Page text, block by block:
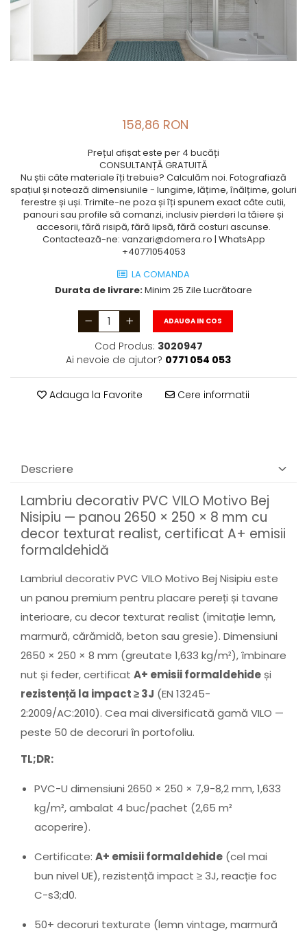
158,86 RON
Prețul afișat este per 4 bucăți
CONSULTANȚĂ GRATUITĂ
Nu știi câte materiale îți trebuie? Calculăm noi. Fotografiază
spațiul și notează dimensiunile - lungime, lățime, înălțime, goluri
ferestre și uși. Trimite-ne poza și îți spunem exact câte cutii,
panouri sau profile să comanzi, inclusiv pierderi la tăiere și
accesorii, fără risipă, fără lipsă, fără costuri ascunse.
Contactează-ne: vanzari@domera.ro | WhatsApp
+40771054053
LA COMANDA
Durata de livrare:Minim 25 Zile Lucrătoare
ADAUGA IN COS
Cod Produs: 3020947
Ai nevoie de ajutor? 0771 054 053
Adauga la Favorite Cere informatii
Descriere
Lambriu decorativ PVC VILO Motivo Bej
Nisipiu — panou 2650 × 250 × 8 mm cu
decor texturat realist, certificat A+ emisii
formaldehidă
Lambriul decorativ PVC VILO Motivo Bej Nisipiu este
un panou premium pentru placare pereți și tavane
interioare, cu decor texturat realist (imitație lemn,
marmură, cărămidă, beton sau gresie). Dimensiuni
2650 × 250 × 8 mm (greutate 1,633 kg/m²), îmbinare
nut și feder, certificat A+ emisii formaldehide și
rezistență la impact ≥ 3J (EN 13245-
2:2009/AC:2010). Cea mai diversificată gamă VILO —
peste 50 de decoruri în portofoliu.
TL;DR:
PVC-U dimensiuni 2650 × 250 × 7,9-8,2 mm, 1,633
kg/m², ambalat 4 buc/pachet (2,65 m²
acoperire).
Certificate: A+ emisii formaldehide (cel mai
bun nivel UE), rezistență impact ≥ 3J, reacție foc
C-s3;d0.
50+ decoruri texturate (lemn vintage, marmură